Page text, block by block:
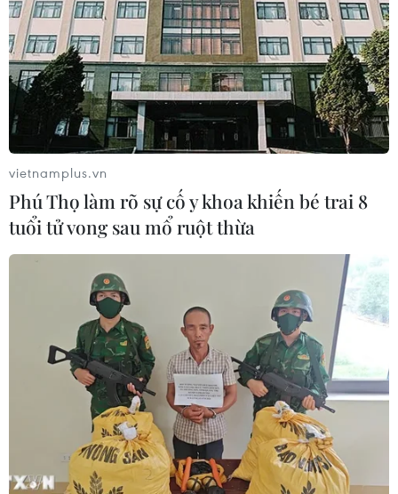
TIN CÙNG CHUYÊN MỤC
Quy định chức năng, nhiệm vụ,
quyền hạn và cơ cấu tổ chức của Bộ Y
08/08/2026 14:03
Phú Thọ làm rõ sự cố y khoa khiến bé
trai 8 tuổi tử vong sau mổ ruột thừa
vietnamplus.vn
Phú Thọ làm rõ sự cố y khoa khiến bé trai 8
tuổi tử vong sau mổ ruột thừa